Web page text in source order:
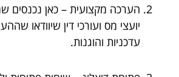
הערכה מקצועית – כאן נכנסים
יועצי מס ועורכי דין שיוודאו
עדכניות והוגנות.